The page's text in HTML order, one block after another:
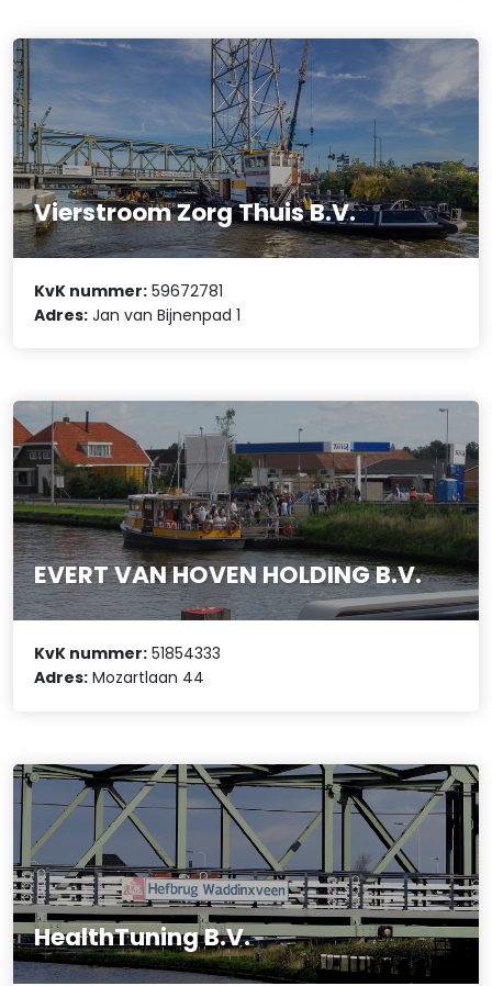
Vierstroom Zorg Thuis B.V.
KvK nummer: 59672781
Adres: Jan van Bijnenpad 1
EVERT VAN HOVEN HOLDING B.V.
KvK nummer: 51854333
Adres: Mozartlaan 44
HealthTuning B.V.